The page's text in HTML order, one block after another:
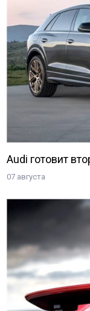
Audi готовит
07 августа